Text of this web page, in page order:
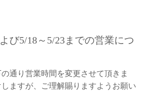
び5/18～5/23までの営業につ
通り営業時間を変更させて頂きま
ますが、ご理解賜りますようお願い